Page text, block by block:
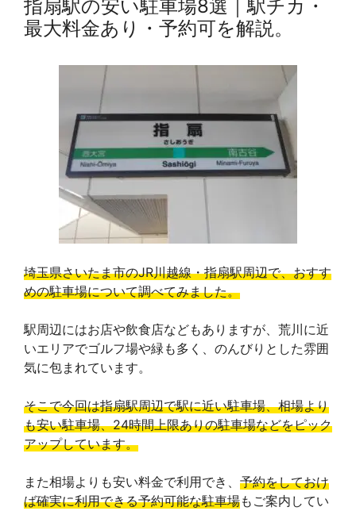
指扇駅の安い駐車場8選｜駅チカ・
最大料金あり・予約可を解説。
埼玉県さいたま市のJR川越線・指扇駅周辺で、おすす
めの駐車場について調べてみました。
駅周辺にはお店や飲食店などもありますが、荒川に近
いエリアでゴルフ場や緑も多く、のんびりとした雰囲
気に包まれています。
そこで今回は指扇駅周辺で駅に近い駐車場、相場より
も安い駐車場、24時間上限ありの駐車場などをピック
アップしています。
また相場よりも安い料金で利用でき、 予約をしておけ
ば確実に利用できる予約可能な駐車場もご案内してい